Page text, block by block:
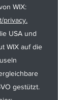
WIX:
privacy.
USA und
WIX auf die
gestützt.